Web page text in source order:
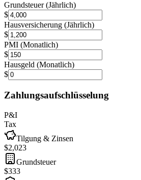
Grundsteuer (Jährlich)
$
Hausversicherung (Jährlich)
$
PMI (Monatlich)
$
Hausgeld (Monatlich)
$
Zahlungsaufschlüsselung
P&I
Tax
Tilgung & Zinsen
$2,023
Grundsteuer
$333